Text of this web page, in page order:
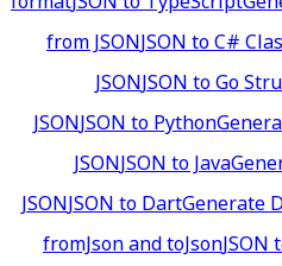
from JSONJSON to C#
JSONJSON to Go
JSONJSON to Python
JSONJSON to Java
JSONJSON to DartGenerate
fromJson and toJson